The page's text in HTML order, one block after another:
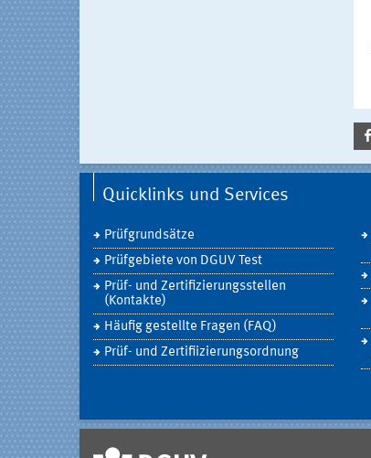
Quicklinks und Services
Prüfgrundsätze
Prüfgebiete von DGUV Test
Prüf- und Zertifizierungsstellen
(Kontakte)
Häufig gestellte Fragen (FAQ)
Prüf- und Zertifiizierungsordnung